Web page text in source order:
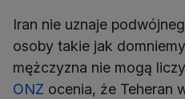
Iran nie uznaje
osoby takie jak
mężczyzna nie mogą
ONZ ocenia, że Teheran